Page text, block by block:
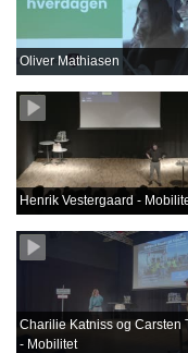
Oliver Mathiasen
Henrik Vestergaard -
Charilie Katniss og Carsten
- Mobilitet